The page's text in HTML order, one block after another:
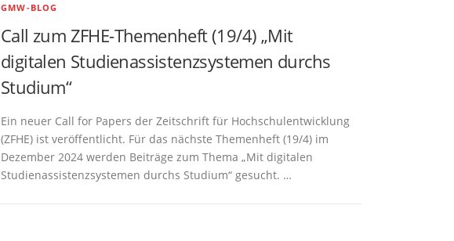
GMW-BLOG
Call zum ZFHE-Themenheft (19/4) „Mit
digitalen Studienassistenzsystemen durchs
Studium“
Ein neuer Call for Papers der Zeitschrift für Hochschulentwicklung
(ZFHE) ist veröffentlicht. Für das nächste Themenheft (19/4) im
Dezember 2024 werden Beiträge zum Thema „Mit digitalen
Studienassistenzsystemen durchs Studium“ gesucht. …